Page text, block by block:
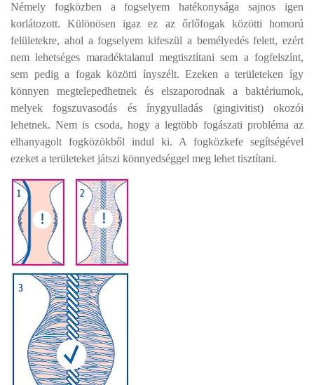
Némely fogközben a fogselyem hatékonysága sajnos igen
korlátozott. Különösen igaz ez az őrlőfogak közötti homorú
felületekre, ahol a fogselyem kifeszül a bemélyedés felett, ezért
nem lehetséges maradéktalanul megtisztítani sem a fogfelszínt,
sem pedig a fogak közötti ínyszélt. Ezeken a területeken így
könnyen megtelepedhetnek és elszaporodnak a baktériumok,
melyek fogszuvasodás és ínygyulladás (gingivitist) okozói
lehetnek. Nem is csoda, hogy a legtöbb fogászati probléma az
elhanyagolt fogközökből indul ki. A fogközkefe segítségével
ezeket a területeket játszi könnyedséggel meg lehet tisztítani.